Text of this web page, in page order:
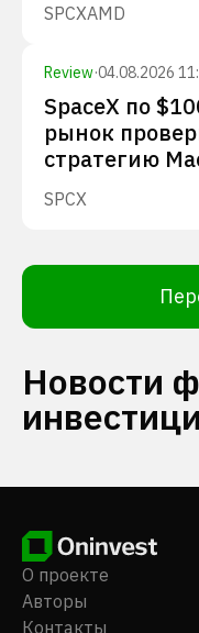
SPCXAMD
Review·04.08.2026
SpaceX по
рынок
стратегию
SPCX
Новости
О проекте
Авторы
Контакты